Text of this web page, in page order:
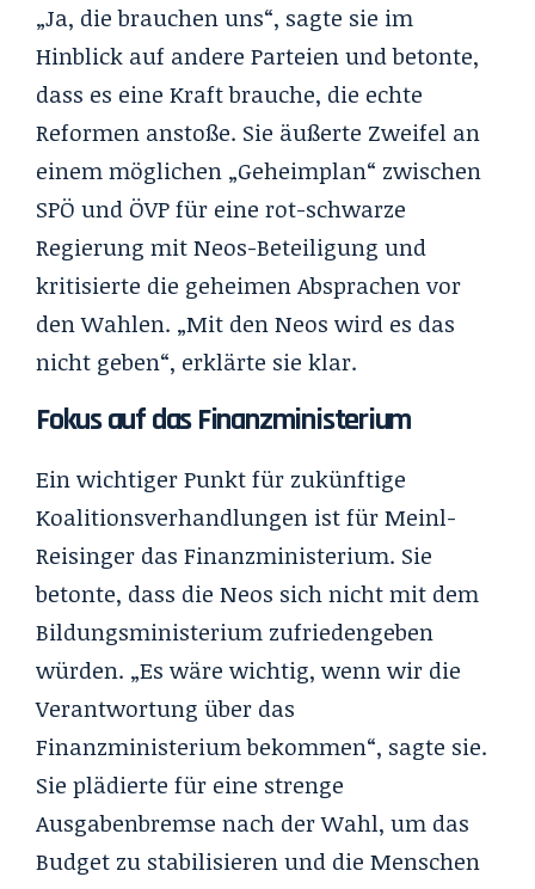
„Ja, die brauchen uns“, sagte sie im
Hinblick auf andere Parteien und betonte,
dass es eine Kraft brauche, die echte
Reformen anstoße. Sie äußerte Zweifel an
einem möglichen „Geheimplan“ zwischen
SPÖ und ÖVP für eine rot-schwarze
Regierung mit Neos-Beteiligung und
kritisierte die geheimen Absprachen vor
den Wahlen. „Mit den Neos wird es das
nicht geben“, erklärte sie klar.
Fokus auf das Finanzministerium
Ein wichtiger Punkt für zukünftige
Koalitionsverhandlungen ist für Meinl-
Reisinger das Finanzministerium. Sie
betonte, dass die Neos sich nicht mit dem
Bildungsministerium zufriedengeben
würden. „Es wäre wichtig, wenn wir die
Verantwortung über das
Finanzministerium bekommen“, sagte sie.
Sie plädierte für eine strenge
Ausgabenbremse nach der Wahl, um das
Budget zu stabilisieren und die Menschen